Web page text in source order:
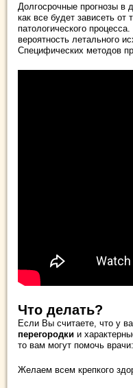
Долгосрочные прогнозы в
как все будет зависеть
патологического
вероятность летального
Специфических методов
Что делать?
Если Вы считаете, что у
перегородки и
то вам могут помочь
Желаем всем крепкого